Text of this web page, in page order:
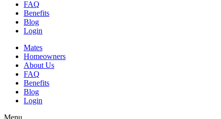
FAQ
Benefits
Blog
Login
Mates
Homeowners
About Us
FAQ
Benefits
Blog
Login
Menu